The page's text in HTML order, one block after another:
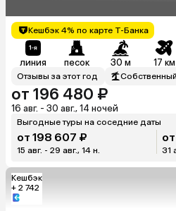
Кешбэк 4% по карте Т-Банка
линия песок 30 м 17 км
Отзывы за этот год
от 196 480 ₽
16 авг. - 30 авг., 14 ночей
Выгодные туры на соседние даты
от 198 607 ₽
15 авг. - 29 авг., 14 н. 31
Кешбэк
+ 2 742